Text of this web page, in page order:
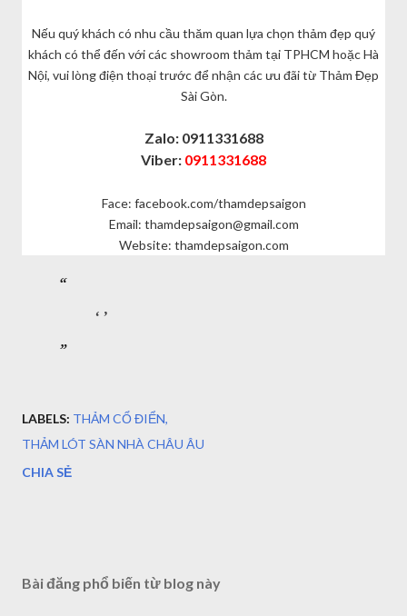
Nếu quý khách có nhu cầu thăm quan lựa chọn thảm đẹp quý
khách có thể đến với các showroom thảm tại TPHCM hoặc Hà
Nội, vui lòng điện thoại trước để nhận các ưu đãi từ Thảm Đẹp
Sài Gòn.
Zalo: 0911331688
Viber: 0911331688
Face: facebook.com/thamdepsaigon
Email: thamdepsaigon@gmail.com
Website: thamdepsaigon.com
LABELS: THẢM CỔ ĐIỂN
THẢM LÓT SÀN NHÀ CHÂU ÂU
CHIA SẺ
Bài đăng phổ biến từ blog này